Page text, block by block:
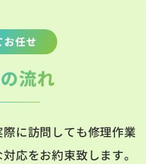
お任せ
流れ
に訪問しても修理作業
応をお約束致します。